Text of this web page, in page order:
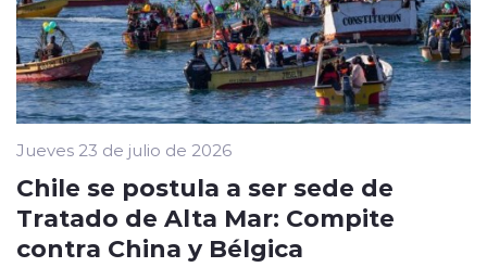
Jueves 23 de julio de 2026
Chile se postula a ser sede de
Tratado de Alta Mar: Compite
contra China y Bélgica